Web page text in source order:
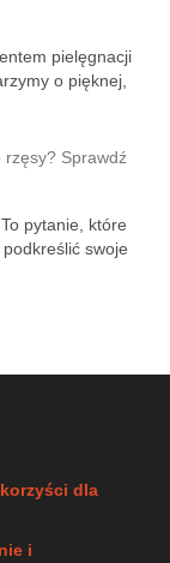
pielęgnacji
o pięknej,
rzęsy? Sprawdź
pytanie, które
swoje
dla
i